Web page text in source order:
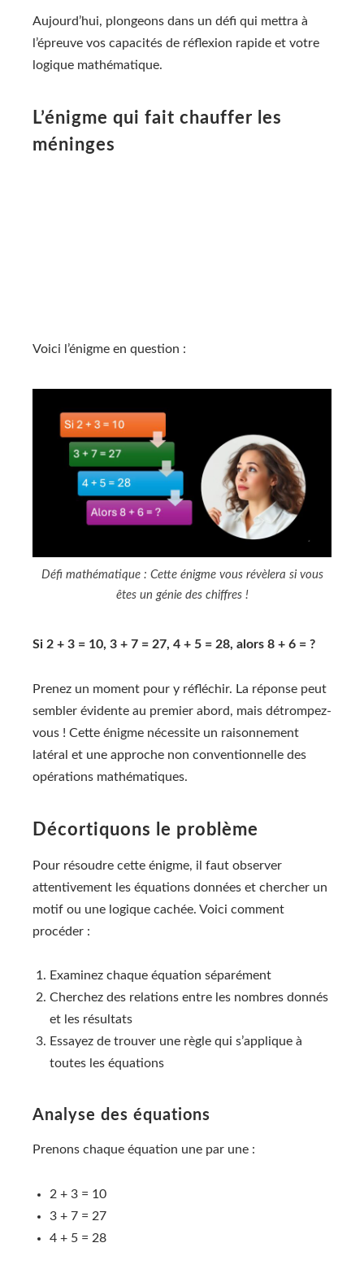
Aujourd’hui, plongeons dans un défi qui mettra à
l’épreuve vos capacités de réflexion rapide et votre
logique mathématique.
L’énigme qui fait chauffer les
méninges
Voici l’énigme en question :
Défi mathématique : Cette énigme vous révèlera si vous
êtes un génie des chiffres !
Si 2 + 3 = 10, 3 + 7 = 27, 4 + 5 = 28, alors 8 + 6 = ?
Prenez un moment pour y réfléchir. La réponse peut
sembler évidente au premier abord, mais détrompez-
vous ! Cette énigme nécessite un raisonnement
latéral et une approche non conventionnelle des
opérations mathématiques.
Décortiquons le problème
Pour résoudre cette énigme, il faut observer
attentivement les équations données et chercher un
motif ou une logique cachée. Voici comment
procéder :
Examinez chaque équation séparément
Cherchez des relations entre les nombres donnés
et les résultats
Essayez de trouver une règle qui s’applique à
toutes les équations
Analyse des équations
Prenons chaque équation une par une :
2 + 3 = 10
3 + 7 = 27
4 + 5 = 28